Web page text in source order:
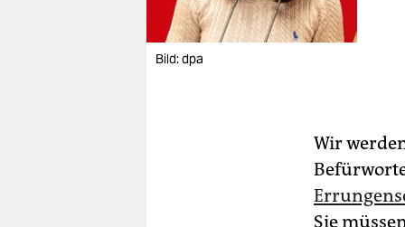
Bild: dpa
Wir
Sie